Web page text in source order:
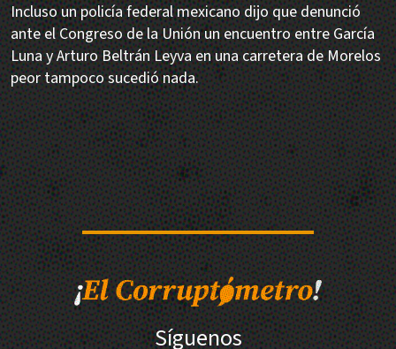
Incluso un policía federal mexicano dijo que denunció
ante el Congreso de la Unión un encuentro entre García
Luna y Arturo Beltrán Leyva en una carretera de Morelos
peor tampoco sucedió nada.
Síguenos